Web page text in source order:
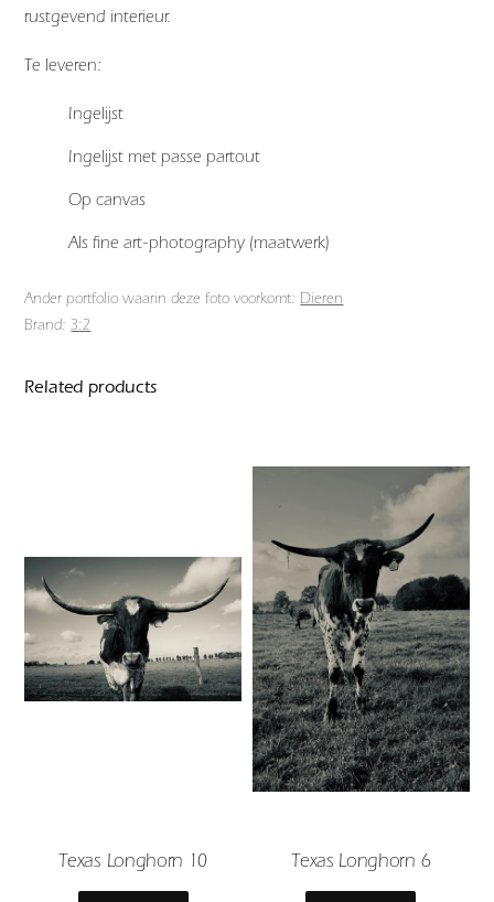
rustgevend interieur.
Te leveren:
Ingelijst
Ingelijst met passe partout
Op canvas
Als fine art-photography (maatwerk)
Ander portfolio waarin deze foto voorkomt: Dieren
Brand:3:2
Related products
Texas Longhorn 10 Texas Longhorn 6